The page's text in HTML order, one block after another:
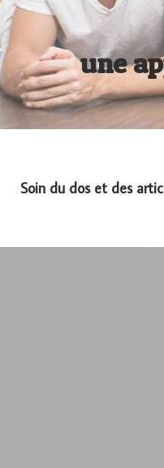
une
Soin du dos et des